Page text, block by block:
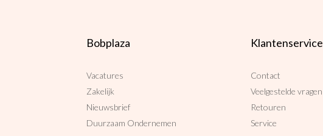
Bobplaza
Vacatures
Zakelijk
Nieuwsbrief
Duurzaam Ondernemen
Klantenservice
Contact
Veelgestelde vragen
Retouren
Service